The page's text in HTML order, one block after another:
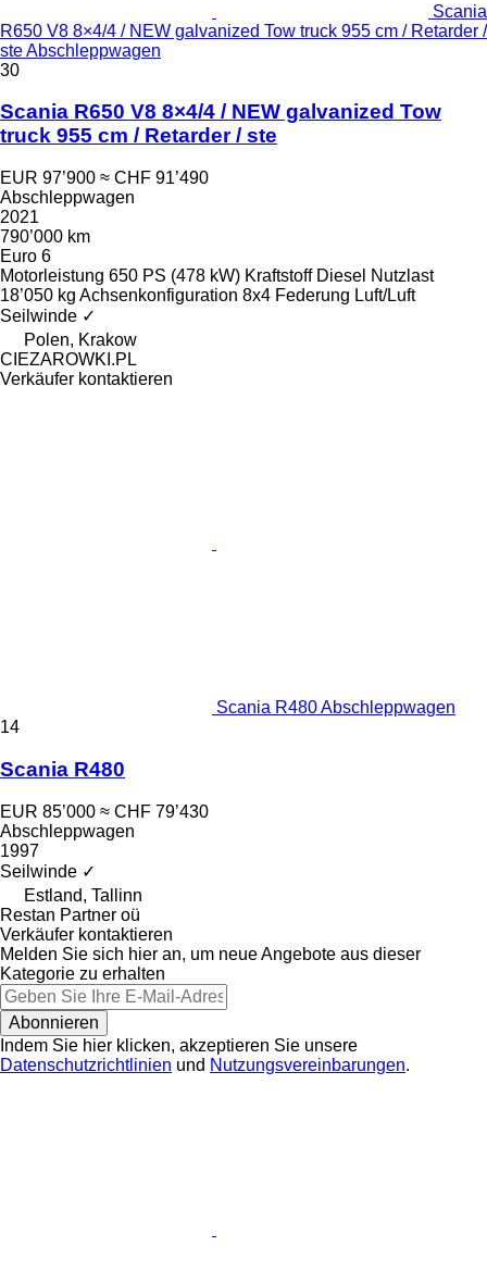
Scania
R650 V8 8×4/4 / NEW galvanized Tow truck 955 cm / Retarder /
ste Abschleppwagen
30
Scania R650 V8 8×4/4 / NEW galvanized Tow
truck 955 cm / Retarder / ste
EUR 97’900 ≈ CHF 91’490
Abschleppwagen
2021
790’000 km
Euro 6
Motorleistung 650 PS (478 kW) Kraftstoff Diesel Nutzlast
18’050 kg Achsenkonfiguration 8x4 Federung Luft/Luft
Seilwinde ✓
Polen, Krakow
CIEZAROWKI.PL
Verkäufer kontaktieren
Scania R480 Abschleppwagen
14
Scania R480
EUR 85’000 ≈ CHF 79’430
Abschleppwagen
1997
Seilwinde ✓
Estland, Tallinn
Restan Partner oü
Verkäufer kontaktieren
Melden Sie sich hier an, um neue Angebote aus dieser
Kategorie zu erhalten
Abonnieren
Indem Sie hier klicken, akzeptieren Sie unsere
Datenschutzrichtlinien und Nutzungsvereinbarungen.